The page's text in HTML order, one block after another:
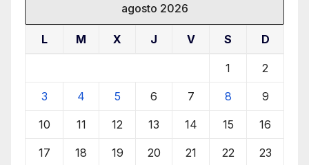
agosto 2026
L M X J V S D
1 2
3 4 5 6 7 8 9
10 11 12 13 14 15 16
17 18 19 20 21 22 23